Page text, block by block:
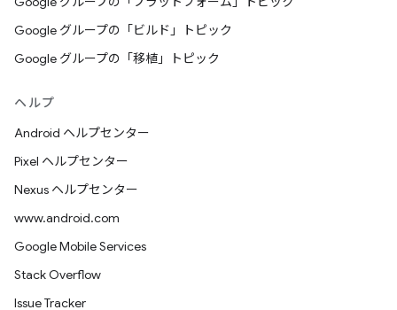
Google グループの「ビルド」トピック
Google グループの「移植」トピック
ヘルプ
Android ヘルプセンター
Pixel ヘルプセンター
Nexus ヘルプセンター
www.android.com
Google Mobile Services
Stack Overflow
Issue Tracker